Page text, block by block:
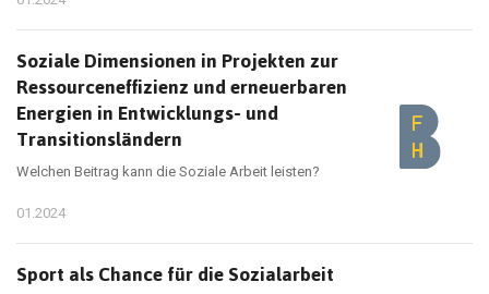
Soziale Dimensionen in Projekten zur
Ressourceneffizienz und erneuerbaren
Energien in Entwicklungs- und
Transitionsländern
Welchen Beitrag kann die Soziale Arbeit leisten?
01.2024
Sport als Chance für die Sozialarbeit